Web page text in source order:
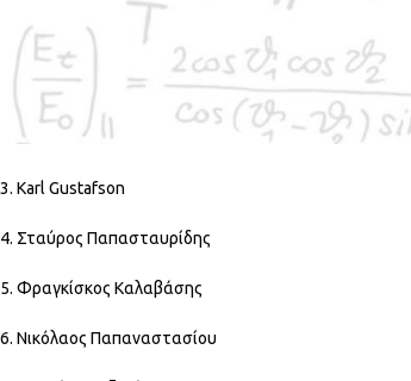
Τις οκτώ (8) κεντρικές ομιλίες πραγματοποίησαν οι
1. Ferdinando Arzarello
2. Jean Dhombres
3. Karl Gustafson
4. Σταύρος Παπασταυρίδης
5. Φραγκίσκος Καλαβάσης
6. Νικόλαος Παπαναστασίου